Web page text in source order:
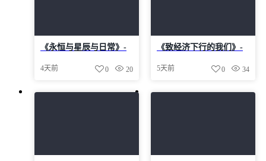
《永恒与星辰与日常》-
装-简中1.62GB
4天前 20
0
《致经济下行的我们》-
装-简中808.7MB
5天前 34
0